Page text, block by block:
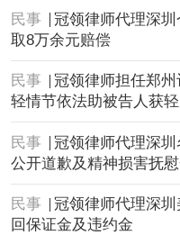
民事
冠领律师代理深
取8万余元赔偿
民事
冠领律师担任郑
轻情节依法助被告人获轻
民事
冠领律师代理深
公开道歉及精神损害抚
民事
冠领律师代理深
回保证金及违约金